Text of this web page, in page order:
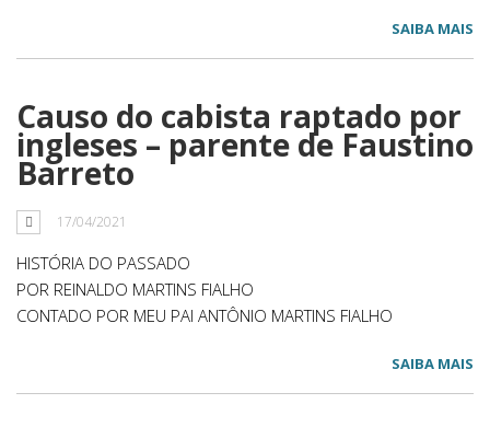
SAIBA MAIS
Causo do cabista raptado por
ingleses – parente de Faustino
Barreto
17/04/2021
HISTÓRIA DO PASSADO
POR REINALDO MARTINS FIALHO
CONTADO POR MEU PAI ANTÔNIO MARTINS FIALHO
SAIBA MAIS